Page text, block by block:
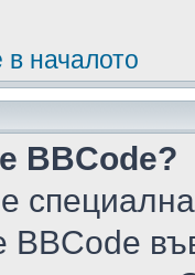
началото
BBCode?
BBCode